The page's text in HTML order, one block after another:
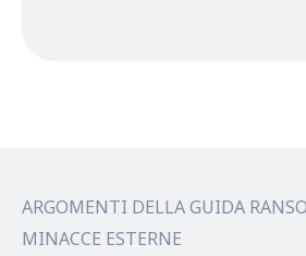
ARGOMENTI DELLA GUIDA
MINACCE ESTERNE